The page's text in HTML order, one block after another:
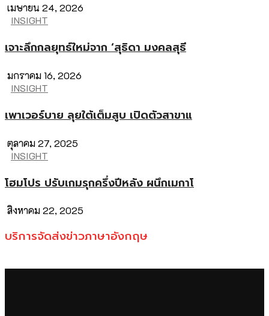
เมษายน 24, 2026
INSIGHT
เจาะลึกกลยุทธ์ใหม่จาก ‘สุธิดา มงคลสุธี
มกราคม 16, 2026
INSIGHT
เพาเวอร์บาย ลุยใต้เต็มสูบ เปิดตัวสาขาแ
ตุลาคม 27, 2025
INSIGHT
โฮมโปร ปรับเกมรุกครึ่งปีหลัง ผนึกเมกาโ
สิงหาคม 22, 2025
บริการจัดส่งข่าวภาษาอังกฤษ